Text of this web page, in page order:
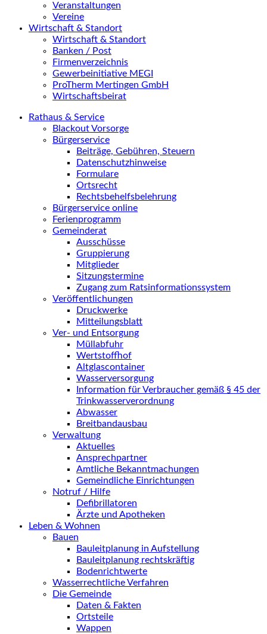
Veranstaltungen
Vereine
Wirtschaft & Standort
Wirtschaft & Standort
Banken / Post
Firmenverzeichnis
Gewerbeinitiative MEGI
ProTherm Mertingen GmbH
Wirtschaftsbeirat
Rathaus & Service
Blackout Vorsorge
Bürgerservice
Beiträge, Gebühren, Steuern
Datenschutzhinweise
Formulare
Ortsrecht
Rechtsbehelfsbelehrung
Bürgerservice online
Ferienprogramm
Gemeinderat
Ausschüsse
Gruppierung
Mitglieder
Sitzungstermine
Zugang zum Ratsinformationssystem
Veröffentlichungen
Druckwerke
Mitteilungsblatt
Ver- und Entsorgung
Müllabfuhr
Wertstoffhof
Altglascontainer
Wasserversorgung
Information für Verbraucher gemäß § 45 der
Trinkwasserverordnung
Abwasser
Breitbandausbau
Verwaltung
Aktuelles
Ansprechpartner
Amtliche Bekanntmachungen
Gemeindliche Einrichtungen
Notruf / Hilfe
Defibrillatoren
Ärzte und Apotheken
Leben & Wohnen
Bauen
Bauleitplanung in Aufstellung
Bauleitplanung rechtskräftig
Bodenrichtwerte
Wasserrechtliche Verfahren
Die Gemeinde
Daten & Fakten
Ortsteile
Wappen